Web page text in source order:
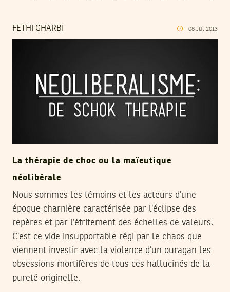
FETHI GHARBI 08 Jul 2013
La thérapie de choc ou la maïeutique
néolibérale
Nous sommes les témoins et les acteurs d’une
époque charnière caractérisée par l’éclipse des
repères et par l’éfritement des échelles de valeurs.
C’est ce vide insupportable régi par le chaos que
viennent investir avec la violence d’un ouragan les
obsessions mortifères de tous ces hallucinés de la
pureté originelle.